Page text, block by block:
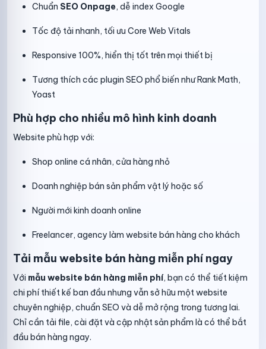
Chuẩn SEO Onpage, dễ index Google
Tốc độ tải nhanh, tối ưu Core Web Vitals
Responsive 100%, hiển thị tốt trên mọi thiết bị
Tương thích các plugin SEO phổ biến như Rank Math,
Yoast
Phù hợp cho nhiều mô hình kinh doanh
Website phù hợp với:
Shop online cá nhân, cửa hàng nhỏ
Doanh nghiệp bán sản phẩm vật lý hoặc số
Người mới kinh doanh online
Freelancer, agency làm website bán hàng cho khách
Tải mẫu website bán hàng miễn phí ngay
Với mẫu website bán hàng miễn phí, bạn có thể tiết kiệm
chi phí thiết kế ban đầu nhưng vẫn sở hữu một website
chuyên nghiệp, chuẩn SEO và dễ mở rộng trong tương lai.
Chỉ cần tải file, cài đặt và cập nhật sản phẩm là có thể bắt
đầu bán hàng ngay.